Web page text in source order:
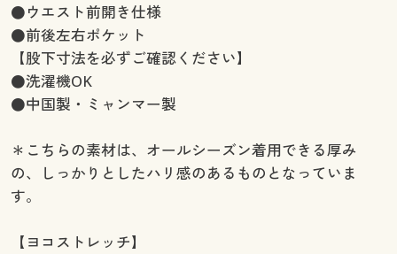
●ウエスト前開き仕様
●前後左右ポケット
【股下寸法を必ずご確認ください】
●洗濯機OK
●中国製・ミャンマー製
＊こちらの素材は、オールシーズン着用できる厚み
の、しっかりとしたハリ感のあるものとなっていま
す。
【ヨコストレッチ】